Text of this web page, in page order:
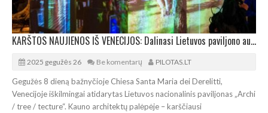
KARŠTOS NAUJIENOS IŠ VENECIJOS: Dalinasi Lietuvos paviljono autorių kolektyvas
2025 gegužės 26 Be komentarų PILOTAS.LT
Gegužės 8 dieną bažnyčioje Chiesa Santa Maria dei Derelitti,
Venecijoje iškilmingai atidarytas Lietuvos nacionalinis paviljonas „Archi
/ tree / tecture“. Kauno architektų palėpėje – karščiausi